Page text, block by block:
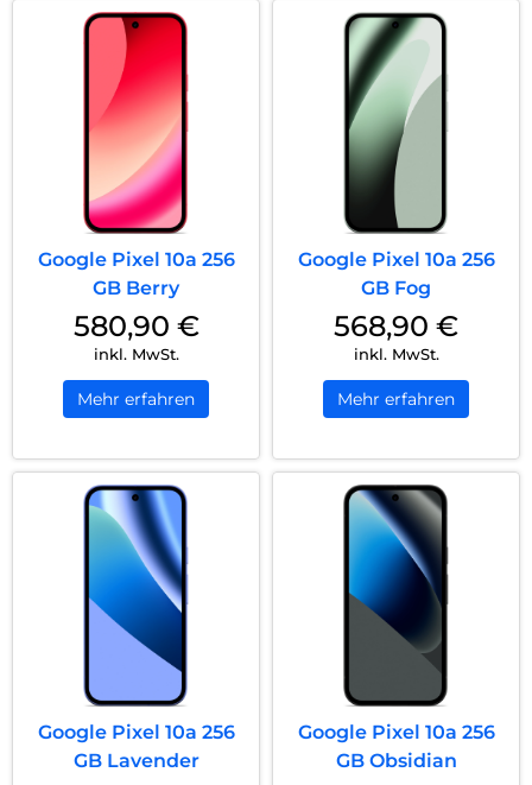
Google Pixel 10a 256
GB Berry
580,90 €
inkl. MwSt.
Mehr erfahren
Google Pixel 10a 256
GB Fog
568,90 €
inkl. MwSt.
Mehr erfahren
Google Pixel 10a 256
GB Lavender
Google Pixel 10a 256
GB Obsidian